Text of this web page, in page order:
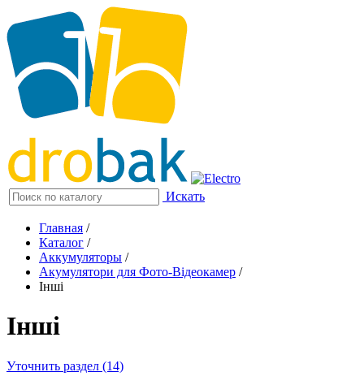
Искать
Главная /
Каталог /
Аккумуляторы /
Акумулятори для Фото-Відеокамер /
Інші
Інші
Уточнить раздел (14)